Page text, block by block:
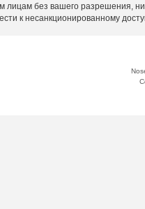
лицам без вашего разрешения,
к несанкционированному